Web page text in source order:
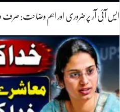
ایس آئی آر پر ضروری اور اہم وضاحت: